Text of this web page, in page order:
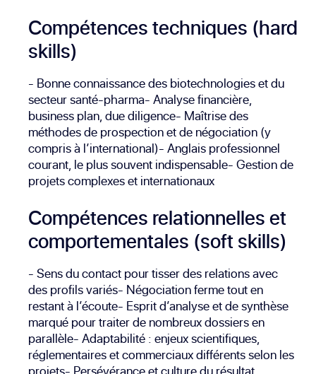
Compétences techniques (hard
skills)
- Bonne connaissance des biotechnologies et du
secteur santé-pharma- Analyse financière,
business plan, due diligence- Maîtrise des
méthodes de prospection et de négociation (y
compris à l’international)- Anglais professionnel
courant, le plus souvent indispensable- Gestion de
projets complexes et internationaux
Compétences relationnelles et
comportementales (soft skills)
- Sens du contact pour tisser des relations avec
des profils variés- Négociation ferme tout en
restant à l’écoute- Esprit d’analyse et de synthèse
marqué pour traiter de nombreux dossiers en
parallèle- Adaptabilité : enjeux scientifiques,
réglementaires et commerciaux différents selon les